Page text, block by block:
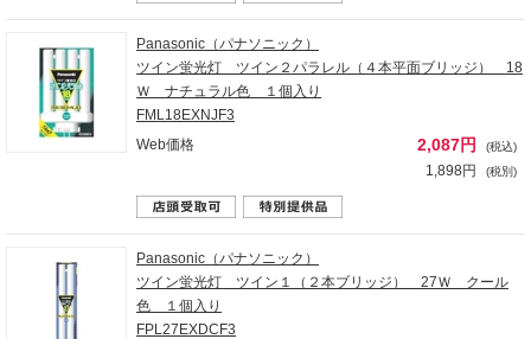
Panasonic（パナソニック）
ツイン蛍光灯 ツイン２パラレル（４本平面ブリッジ） 18
Ｗ ナチュラル色 １個入り
FML18EXNJF3
Web価格
2,087円 (税込)
1,898円 (税別)
Panasonic（パナソニック）
ツイン蛍光灯 ツイン１（２本ブリッジ） 27Ｗ クール
色 １個入り
FPL27EXDCF3